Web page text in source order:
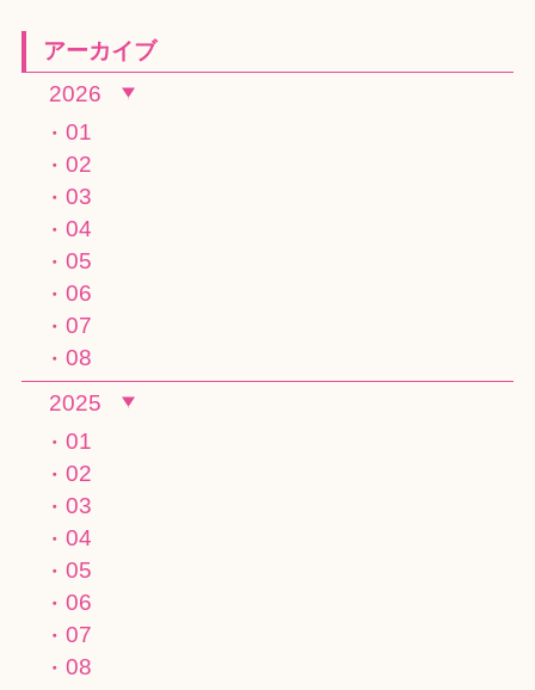
アーカイブ
2026
01
02
03
04
05
06
07
08
2025
01
02
03
04
05
06
07
08